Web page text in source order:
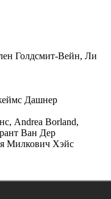
Голдсмит-Вейн, Ли
Дашнер
Andrea Borland,
Ван Дер
Милкович Хэйс